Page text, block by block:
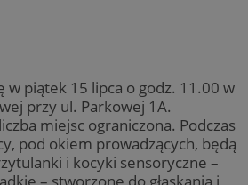
w piątek 15 lipca o godz. 11.00 w
przy ul. Parkowej 1A.
miejsc ograniczona. Podczas
pod okiem prowadzących, będą
i kocyki sensoryczne –